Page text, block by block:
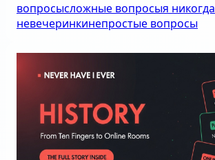
вопросысложные вопросыя никогда
невечеринкинепростые вопросы